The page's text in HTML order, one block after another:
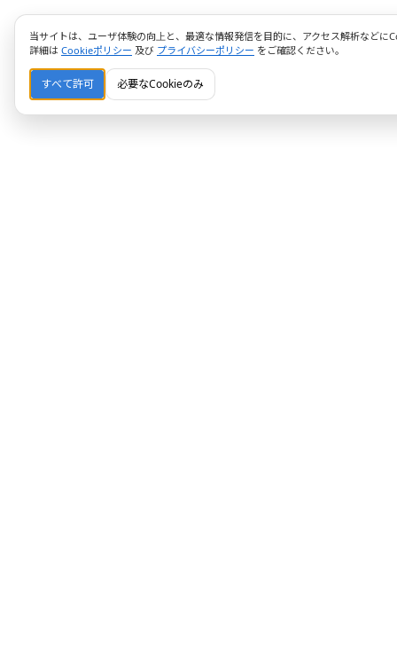
当サイトは、ユーザ体験の向上と、最適な情報発信を目的に、アクセス解析などに
詳細は Cookieポリシー 及び プライバシーポリシー をご確認ください。
すべて許可 必要なCookieのみ